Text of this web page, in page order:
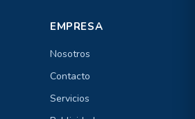
EMPRESA
Nosotros
Contacto
Servicios